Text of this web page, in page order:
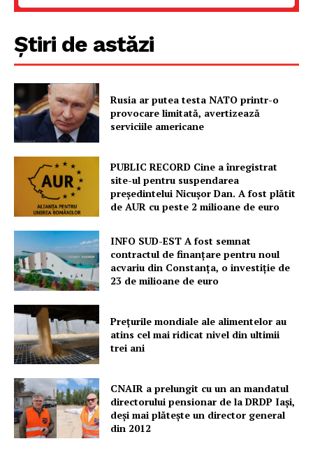
Un proiect
FREEDOM HOUSE ROMÂNIA
PRESShub
Despre noi / Echipa
Proiecte editoriale
Știri de astăzi
Rusia ar putea testa NATO printr-o
provocare limitată, avertizează
serviciile americane
PUBLIC RECORD Cine a înregistrat
site-ul pentru suspendarea
președintelui Nicușor Dan. A fost plătit
de AUR cu peste 2 milioane de euro
INFO SUD-EST A fost semnat
contractul de finanțare pentru noul
acvariu din Constanța, o investiție de
23 de milioane de euro
Prețurile mondiale ale alimentelor au
atins cel mai ridicat nivel din ultimii
trei ani
CNAIR a prelungit cu un an mandatul
directorului pensionar de la DRDP Iași,
deși mai plătește un director general
din 2012